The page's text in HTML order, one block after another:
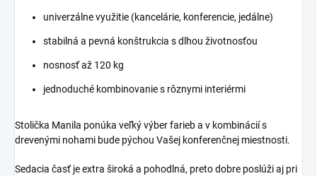
univerzálne využitie (kancelárie, konferencie, jedálne)
stabilná a pevná konštrukcia s dlhou životnosťou
nosnosť až 120 kg
jednoduché kombinovanie s rôznymi interiérmi
Stolička Manila ponúka veľký výber farieb a v kombinácií s
drevenými nohami bude pýchou Vašej konferenčnej miestnosti.
Sedacia časť je extra široká a pohodlná, preto dobre poslúži aj pri